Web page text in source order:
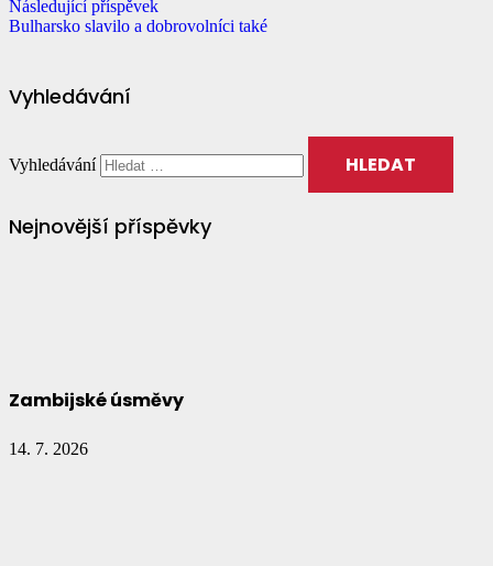
Následující příspěvek
Bulharsko slavilo a dobrovolníci také
Vyhledávání
Vyhledávání
Nejnovější příspěvky
Zambijské úsměvy
14. 7. 2026